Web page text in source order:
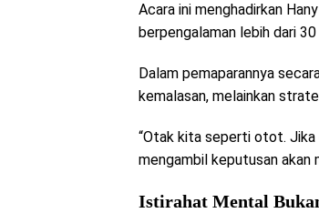
Acara ini menghadirkan
berpengalaman lebih dari
Dalam pemaparannya
kemalasan, melainkan
“Otak kita seperti otot. Jika
mengambil keputusan akan
Istirahat Mental